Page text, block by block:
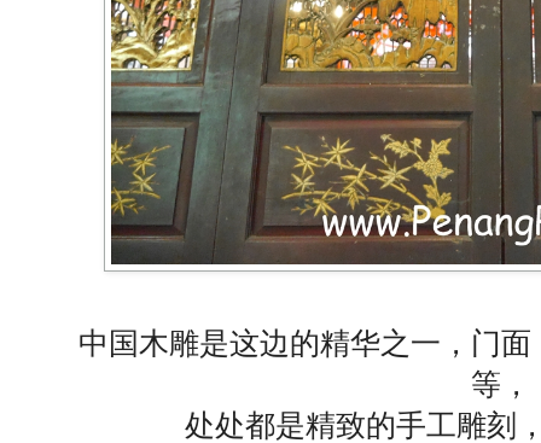
中国木雕是这边的精华之一，门
等，
处处都是精致的手工雕刻